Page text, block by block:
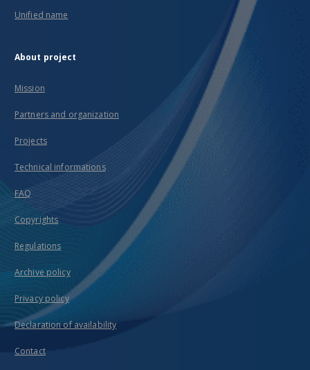
Unified name
About project
Mission
Partners and organization
Projects
Technical informations
FAQ
Copyrights
Regulations
Archive policy
Privacy policy
Declaration of availability
Contact